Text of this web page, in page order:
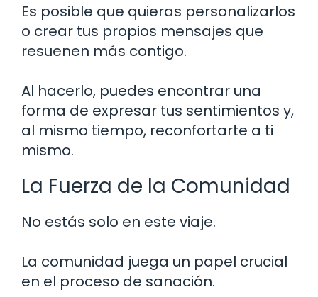
Es posible que quieras personalizarlos
o crear tus propios mensajes que
resuenen más contigo.
Al hacerlo, puedes encontrar una
forma de expresar tus sentimientos y,
al mismo tiempo, reconfortarte a ti
mismo.
La Fuerza de la Comunidad
No estás solo en este viaje.
La comunidad juega un papel crucial
en el proceso de sanación.